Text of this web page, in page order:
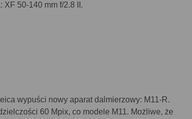
50-140 mm f/2.8 II.
wypuści nowy aparat dalmierzowy: M11-R.
60 Mpix, co modele M11. Możliwe, że